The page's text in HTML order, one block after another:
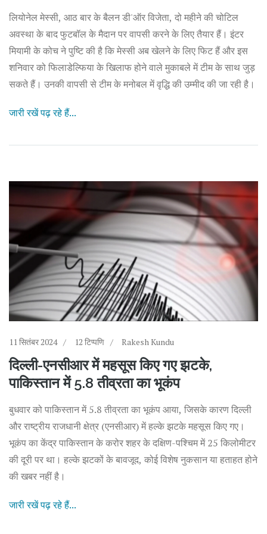
लियोनेल मेस्सी, आठ बार के बैलन डी'ऑर विजेता, दो महीने की चोटिल
अवस्था के बाद फुटबॉल के मैदान पर वापसी करने के लिए तैयार हैं। इंटर
मियामी के कोच ने पुष्टि की है कि मेस्सी अब खेलने के लिए फिट हैं और इस
शनिवार को फिलाडेल्फिया के खिलाफ होने वाले मुकाबले में टीम के साथ जुड़
सकते हैं। उनकी वापसी से टीम के मनोबल में वृद्धि की उम्मीद की जा रही है।
जारी रखें पढ़ रहे हैं...
11 सितंबर 2024 12 टिप्पणि Rakesh Kundu
दिल्ली-एनसीआर में महसूस किए गए झटके,
पाकिस्तान में 5.8 तीव्रता का भूकंप
बुधवार को पाकिस्तान में 5.8 तीव्रता का भूकंप आया, जिसके कारण दिल्ली
और राष्ट्रीय राजधानी क्षेत्र (एनसीआर) में हल्के झटके महसूस किए गए।
भूकंप का केंद्र पाकिस्तान के करोर शहर के दक्षिण-पश्चिम में 25 किलोमीटर
की दूरी पर था। हल्के झटकों के बावजूद, कोई विशेष नुकसान या हताहत होने
की खबर नहीं है।
जारी रखें पढ़ रहे हैं...